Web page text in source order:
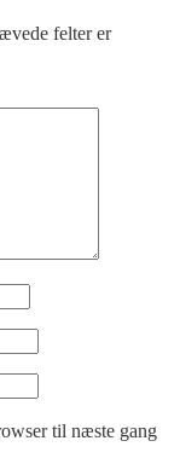
felter er
til næste gang